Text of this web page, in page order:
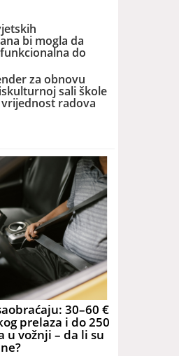
bi mogla da
do
za obnovu
sali škole
radova
eura
30–60 €
prelaza i do 250
u vožnji – da li su